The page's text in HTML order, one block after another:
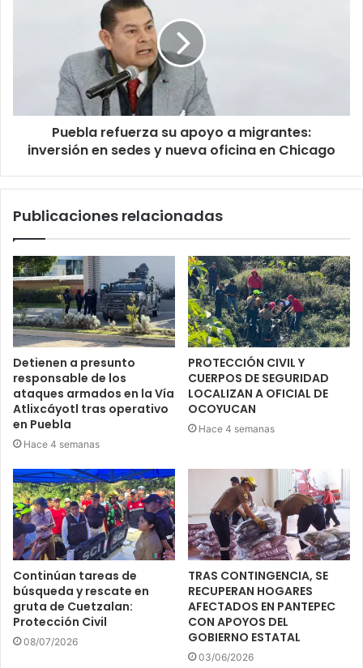
Puebla refuerza su apoyo a migrantes:
inversión en sedes y nueva oficina en Chicago
Publicaciones relacionadas
Detienen a presunto
responsable de los
ataques armados en la Vía
Atlixcáyotl tras operativo
en Puebla
Hace 4 semanas
PROTECCIÓN CIVIL Y
CUERPOS DE SEGURIDAD
LOCALIZAN A OFICIAL DE
OCOYUCAN
Hace 4 semanas
Continúan tareas de
búsqueda y rescate en
gruta de Cuetzalan:
Protección Civil
08/07/2026
TRAS CONTINGENCIA, SE
RECUPERAN HOGARES
AFECTADOS EN PANTEPEC
CON APOYOS DEL
GOBIERNO ESTATAL
03/06/2026